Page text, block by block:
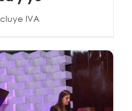
/ DETALLES
IVA